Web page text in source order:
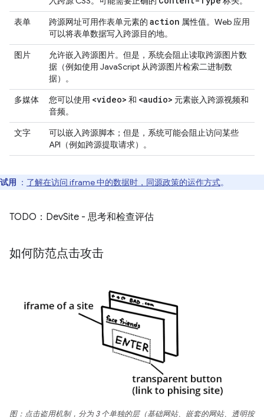
表单
跨源网址可用作表单元素的 action 属性值。Web 应用
可以将表单数据写入跨源目的地。
图片
允许嵌入跨源图片。但是，系统会阻止读取跨源图片数
据（例如使用 JavaScript 从跨源图片检索二进制数
据）。
多媒体
您可以使用 <video> 和 <audio> 元素嵌入跨源视频和
音频。
文字
可以嵌入跨源脚本；但是，系统可能会阻止访问某些
API（例如跨源提取请求）。
试用 ： 了解在访问 iframe 中的数据时，同源政策的运作方式。
TODO：DevSite - 思考和检查评估
如何防范点击攻击
图：点击盗用机制，分为 3 个单独的层（基础网站、嵌套的网站、透明按